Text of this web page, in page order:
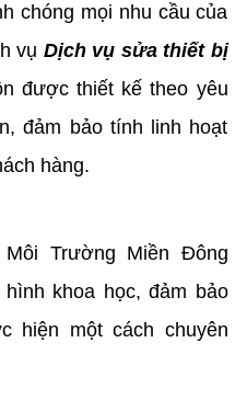
chóng mọi nhu cầu của
vụ Dịch vụ sửa thiết bị
được thiết kế theo yêu
đảm bảo tính linh hoạt
hàng.
Trường Miền Đông
khoa học, đảm bảo
hiện một cách chuyên